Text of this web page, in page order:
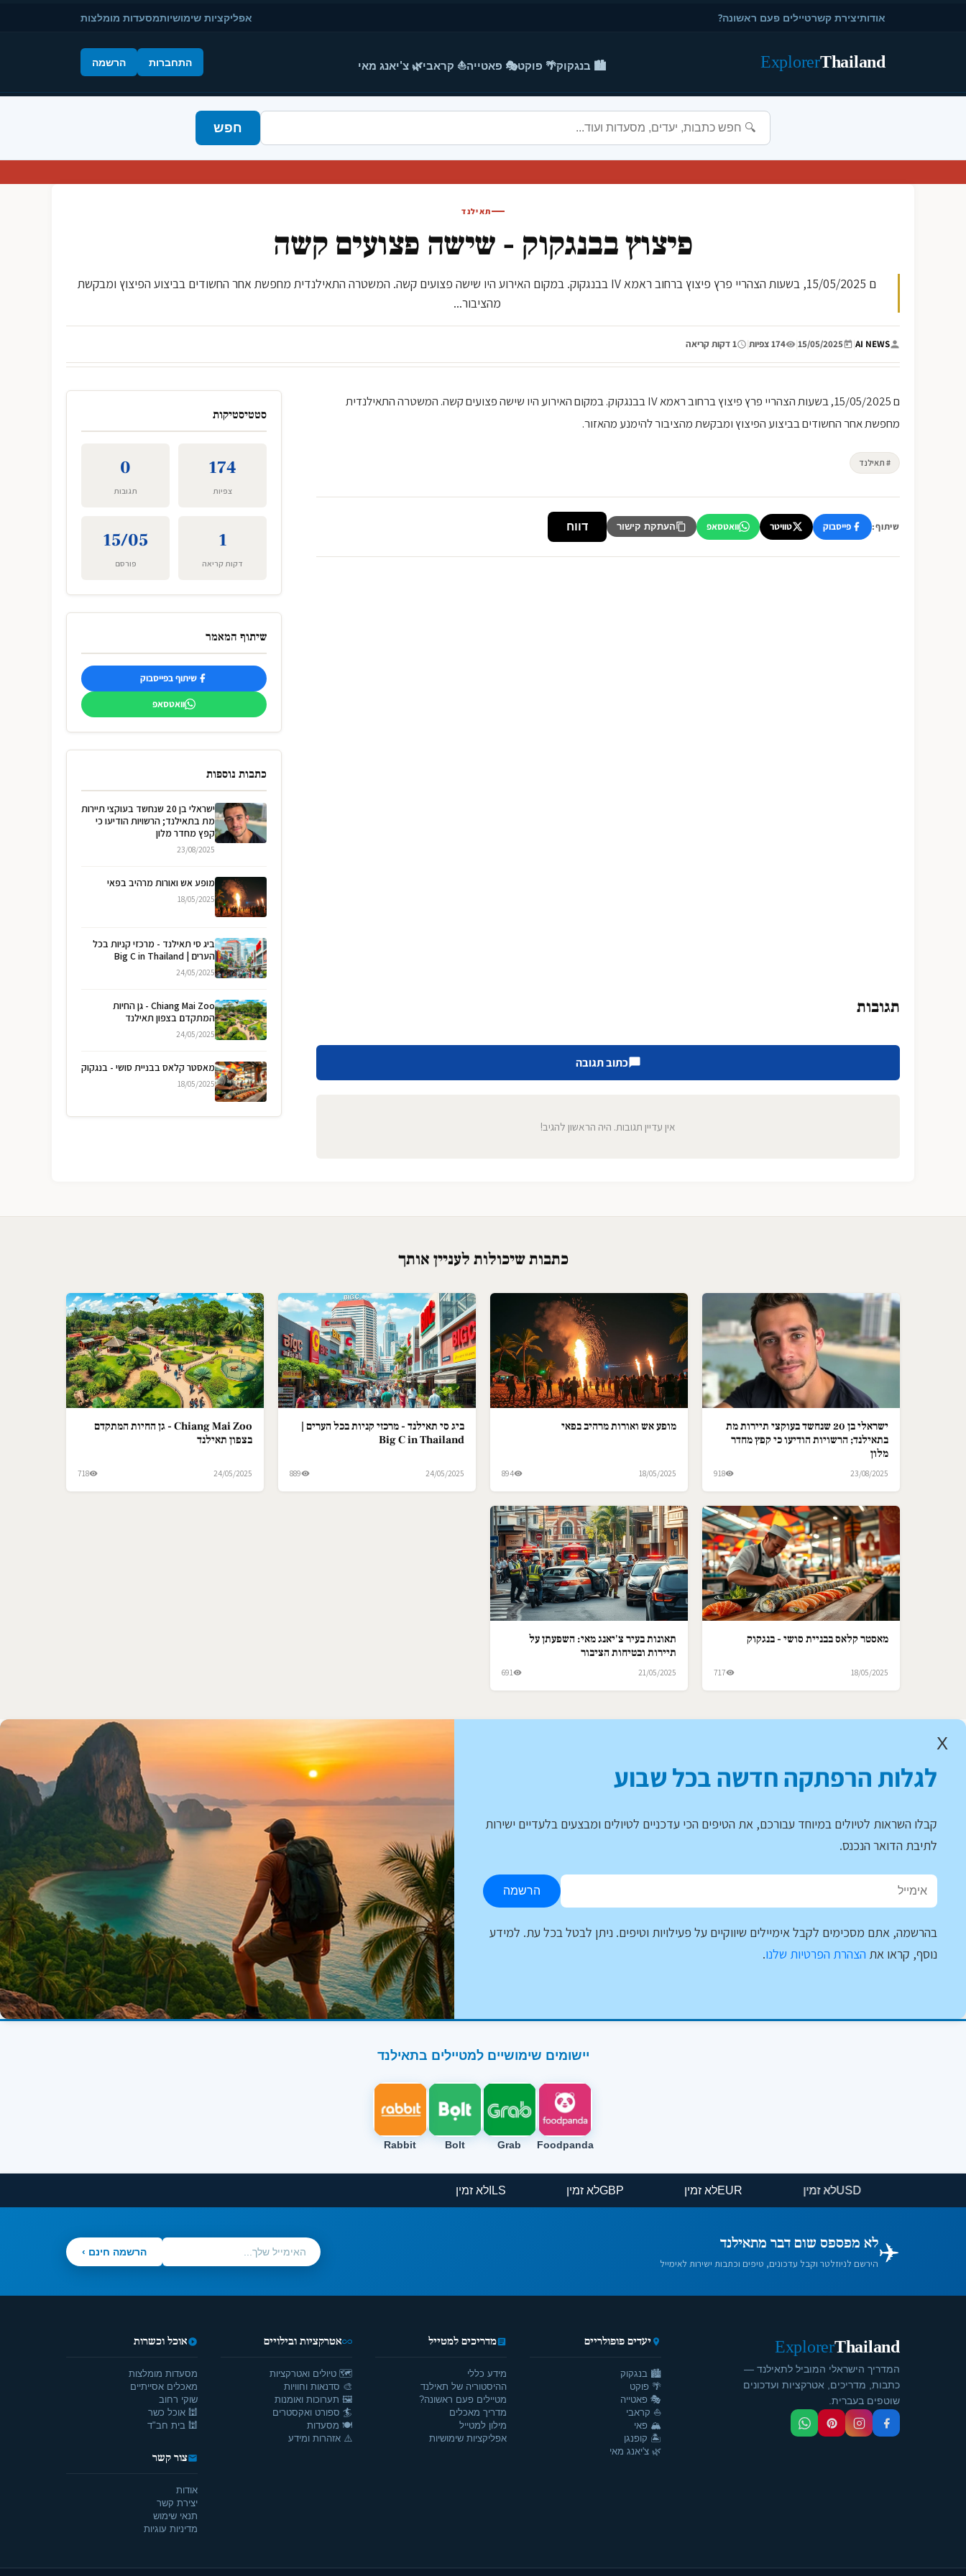
אודותיצירת קשרטיילים פעם ראשונה? אפליקציות שימושיותמסעדות מומלצות
Thailand
Explorer 🏙️ בנגקוק🌴 פוקט🎭 פאטייה⛵ קראבי🌿 צ'יאנג מאי התחברות הרשמה
חפש
תאילנד
פיצוץ בבנגקוק - שישה פצועים קשה
ם 15/05/2025, בשעות הצהריי פרץ פיצוץ ברחוב ראמא IV בבנגקוק. במקום האירוע היו שישה פצועים קשה. המשטרה התאילנדית מחפשת אחר החשודים בביצוע הפיצוץ ומבקשת
מהציבור...
AI NEWS
|
15/05/2025
| 174 צפיות | 1 דקות קריאה
ם 15/05/2025, בשעות הצהריי פרץ פיצוץ ברחוב ראמא IV בבנגקוק. במקום האירוע היו שישה פצועים קשה. המשטרה התאילנדית
מחפשת אחר החשודים בביצוע הפיצוץ ומבקשת מהציבור להימנע מהאזור.
# תאילנד
שיתוף: פייסבוק טוויטר וואטסאפ העתקת קישור דווח
תגובות
כתוב תגובה
אין עדיין תגובות. היה הראשון להגיב!
סטטיסטיקות
174
צפיות
0
תגובות
1
דקות קריאה
15/05
פורסם
שיתוף המאמר
שיתוף בפייסבוק
וואטסאפ
כתבות נוספות
ישראלי בן 20 שנחשד בעוקצי תיירות
מת בתאילנד; הרשויות הודיעו כי
קפץ מחדר מלון
23/08/2025
מופע אש ואורות מרהיב בפאי
18/05/2025
ביג סי תאילנד - מרכזי קניות בכל
הערים | Big C in Thailand
24/05/2025
Chiang Mai Zoo - גן החיות
המתקדם בצפון תאילנד
24/05/2025
מאסטר קלאס בבניית סושי - בנגקוק
18/05/2025
כתבות שיכולות לעניין אותך
ישראלי בן 20 שנחשד בעוקצי תיירות מת
בתאילנד; הרשויות הודיעו כי קפץ מחדר
מלון
23/08/2025
918
מופע אש ואורות מרהיב בפאי
18/05/2025
894
ביג סי תאילנד - מרכזי קניות בכל הערים |
Big C in Thailand
24/05/2025
889
Chiang Mai Zoo - גן החיות המתקדם
בצפון תאילנד
24/05/2025
718
מאסטר קלאס בבניית סושי - בנגקוק
18/05/2025
717
תאונות בעיר צ'יאנג מאי: השפעתן על
תיירות ובטיחות הציבור
21/05/2025
691
X
לגלות הרפתקה חדשה בכל שבוע
קבלו השראות לטיולים במיוחד עבורכם, את הטיפים הכי עדכניים לטיולים ומבצעים בלעדיים ישירות
לתיבת הדואר הנכנס.
הרשמה
בהרשמה, אתם מסכימים לקבל אימיילים שיווקיים על פעילויות וטיפים. ניתן לבטל בכל עת. למידע
נוסף, קראו את הצהרת הפרטיות שלנו.
יישומים שימושיים למטיילים בתאילנד
Foodpanda
Grab
Bolt
Rabbit
USD
EUR
GBP
ILS
✈️לא מפספס שום דבר מתאילנד
הירשם לניוזלטר וקבל עדכונים, טיפים וכתבות ישירות לאימייל
הרשמה חינם ›
Thailand
Explorer
המדריך הישראלי המוביל לתאילנד —
כתבות, מדריכים, אטרקציות ועדכונים
שוטפים בעברית.
יעדים פופולריים
🏙️ בנגקוק
🌴 פוקט
🎭 פאטייה
⛵ קראבי
🏔️ פאי
🏝️ קופנגן
🌿 צ'יאנג מאי
מדריכים למטייל
מידע כללי
ההיסטוריה של תאילנד
מטיילים פעם ראשונה?
מדריך מאכלים
מילון למטייל
אפליקציות שימושיות
אטרקציות ובילויים
🗺️ טיולים ואטרקציות
🎨 סדנאות וחוויות
🖼️ תערוכות ואומנות
🏄 ספורט ואקסטרים
🍽️ מסעדות
⚠️ אזהרות ומידע
אוכל וכשרות
מסעדות מומלצות
מאכלים אסייתיים
שוקי רחוב
🕍 אוכל כשר
🕍 בית חב"ד
צור קשר
אודות
יצירת קשר
תנאי שימוש
מדיניות עוגיות